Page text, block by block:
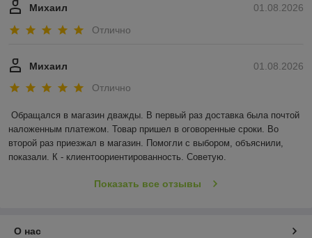
01.08.2026
Михаил
Отлично
01.08.2026
Михаил
Отлично
Обращался в магазин дважды. В первый раз доставка была почтой
наложенным платежом. Товар пришел в оговоренные сроки. Во
второй раз приезжал в магазин. Помогли с выбором, объяснили,
показали. К - клиентоориентированность. Советую.
Показать все отзывы
О нас